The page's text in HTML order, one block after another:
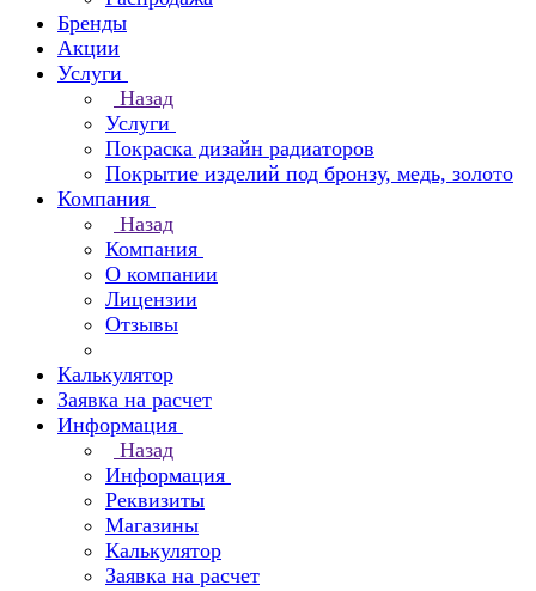
Бренды
Акции
Услуги
Назад
Услуги
Покраска дизайн радиаторов
Покрытие изделий под бронзу, медь, золото
Компания
Назад
Компания
О компании
Лицензии
Отзывы
Калькулятор
Заявка на расчет
Информация
Назад
Информация
Реквизиты
Магазины
Калькулятор
Заявка на расчет